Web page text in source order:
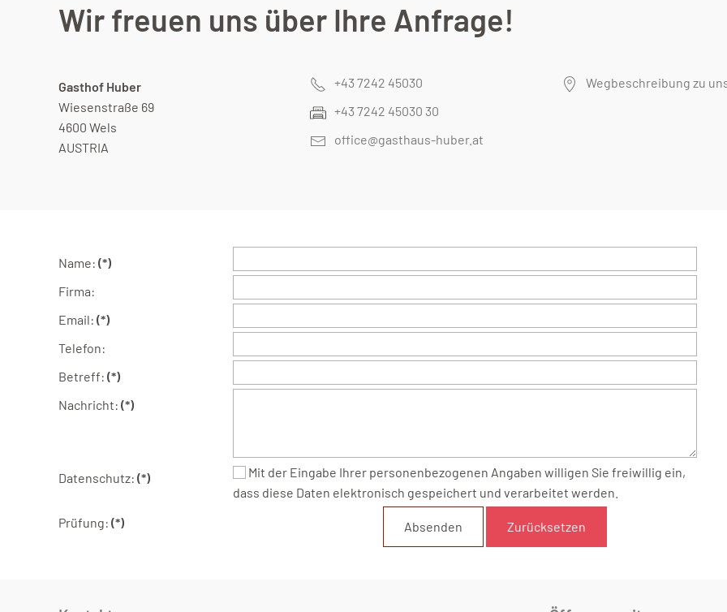
Wir freuen uns über Ihre Anfrage!
Gasthof Huber
Wiesenstraße 69
4600 Wels
AUSTRIA
+43 7242 45030
+43 7242 45030 30
office@gasthaus-huber.at
Wegbeschreibung zu
Name: (*)
Firma:
Email: (*)
Telefon:
Betreff: (*)
Nachricht: (*)
Datenschutz: (*)
dass diese Daten elektronisch gespeichert und verarbeitet werden.
Prüfung: (*)